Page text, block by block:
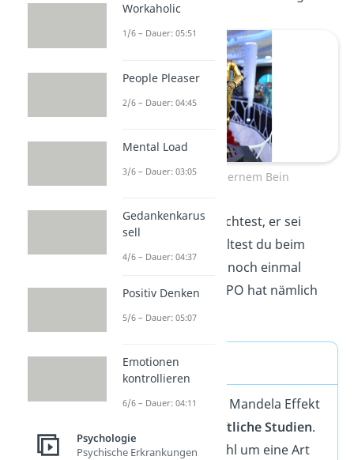
C-3PO mit silbernem Bein
Wenn du bis jetzt dachtest, er sei
komplett golden, solltest du beim
nächsten Filmabend noch einmal
genau hinsehen: C-3PO hat nämlich
einsilbernes Bein
Konfabulation
Bisher gibt es zum Mandela Effekt
kaum wissenschaftliche Studien.
Es handelt sich wohl um eine Art
Workaholic
1/6 – Dauer: 05:51
People Pleaser
2/6 – Dauer: 04:45
Mental Load
3/6 – Dauer: 03:05
Gedankenkarus
sell
4/6 – Dauer: 04:37
Positiv Denken
5/6 – Dauer: 05:07
Emotionen
kontrollieren
6/6 – Dauer: 04:11
Psychologie
Psychische Erkrankungen